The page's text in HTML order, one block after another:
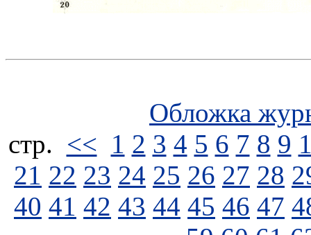
Обложка
стp. << 1 2 3 4 5 6 7 8 9
21 22 23 24 25 26 27 28
40 41 42 43 44 45 46 47